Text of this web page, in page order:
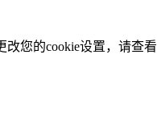
您的cookie设置，请查看